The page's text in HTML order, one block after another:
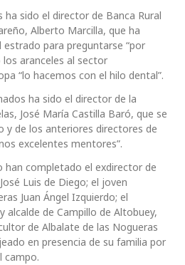
sido el director de Banca Rural
Alberto Marcilla, que ha
estrado para preguntarse “por
aranceles al sector
“lo hacemos con el hilo dental”.
ha sido el director de la
José María Castilla Baró, que se
y de los anteriores directores de
excelentes mentores”.
han completado el exdirector de
Luis de Diego; el joven
Juan Ángel Izquierdo; el
alcalde de Campillo de Altobuey,
de Albalate de las Nogueras
en presencia de su familia por
campo.